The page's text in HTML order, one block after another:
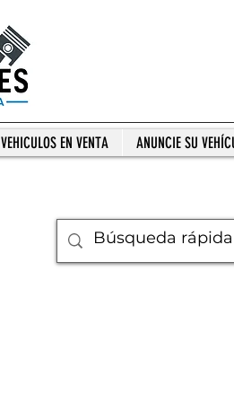
VEHICULOS EN VENTA ANUNCIE SU